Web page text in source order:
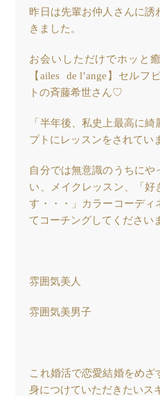
昨日は先輩お仲人さんに誘
きました。
お会いしただけでホッと
【ailes de l’ange】セル
トの斉藤希世さん♡
「半年後、私史上最高に
プトにレッスンをされてい
自分では無意識のうちに
い、メイクレッスン、「好
す・・・」カラーコーディ
てコーチングしてください
雰囲気美人
雰囲気美男子
これ婚活で恋愛結婚をめ
身につけていただきたいス